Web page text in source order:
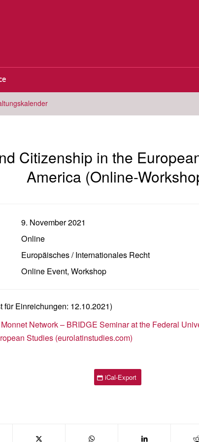
Citizenship in the
America (Online-
9. November 2021
Online
Europäisches / Internationales Recht
Online Event, Workshop
für Einreichungen: 12.10.2021)
Network – BRIDGE Seminar at the Federal
Studies (eurolatinstudies.com)
iCal-Export